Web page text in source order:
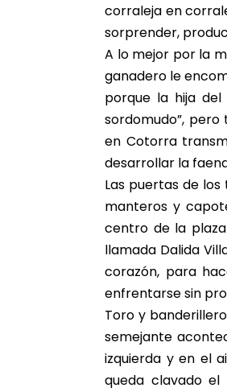
corraleja en
sorprender,
A lo mejor por la
ganadero le
porque la hija
sordomudo”,
en Cotorra
desarrollar la
Las puertas de
manteros y
centro de la
llamada Dalida
corazón, para
enfrentarse sin
Toro y
semejante
izquierda y en el
queda clavado